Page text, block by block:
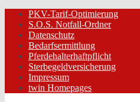
PKV-Tarif-Optimierung
S.O.S. Notfall-Ordner
Datenschutz
Bedarfsermittlung
Pferdehalterhaftpflicht
Sterbegeldversicherung
Impressum
twin Homepages